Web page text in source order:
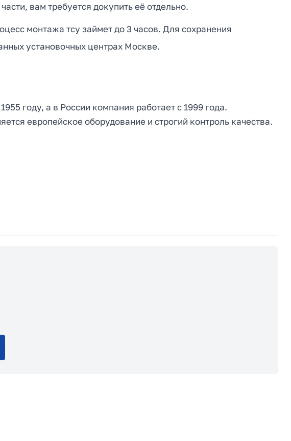
вам требуется докупить её отдельно.
монтажа тсу займет до 3 часов. Для сохранения
установочных центрах Москве.
году, а в России компания работает с 1999 года.
европейское оборудование и строгий контроль качества.